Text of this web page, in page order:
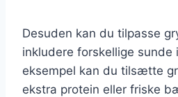
Desuden kan du tilpasse
inkludere forskellige sunde
eksempel kan du tilsætte
ekstra protein eller friske